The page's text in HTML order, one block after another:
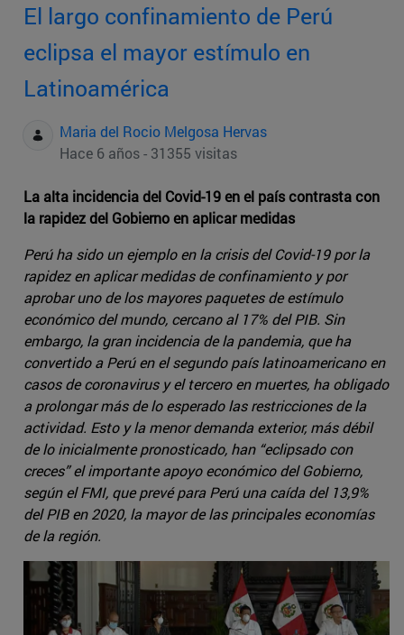
El largo confinamiento de Perú
eclipsa el mayor estímulo en
Latinoamérica
Maria del Rocio Melgosa Hervas
Hace 6 años - 31355 visitas
La alta incidencia del Covid-19 en el país contrasta con
la rapidez del Gobierno en aplicar medidas
Perú ha sido un ejemplo en la crisis del Covid-19 por la
rapidez en aplicar medidas de confinamiento y por
aprobar uno de los mayores paquetes de estímulo
económico del mundo, cercano al 17% del PIB. Sin
embargo, la gran incidencia de la pandemia, que ha
convertido a Perú en el segundo país latinoamericano en
casos de coronavirus y el tercero en muertes, ha obligado
a prolongar más de lo esperado las restricciones de la
actividad. Esto y la menor demanda exterior, más débil
de lo inicialmente pronosticado, han “eclipsado con
creces” el importante apoyo económico del Gobierno,
según el FMI, que prevé para Perú una caída del 13,9%
del PIB en 2020, la mayor de las principales economías
de la región.